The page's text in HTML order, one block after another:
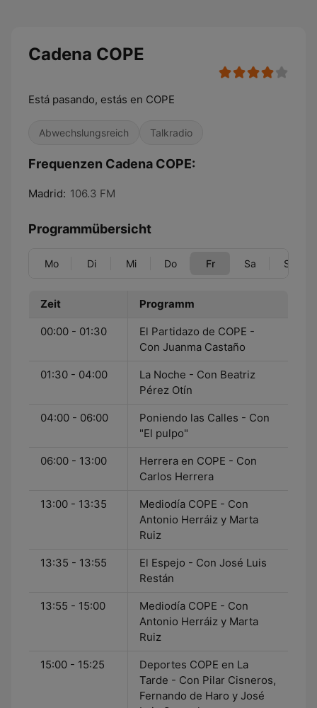
Cadena COPE
Está pasando, estás en COPE
Abwechslungsreich Talkradio
Frequenzen Cadena COPE:
Madrid: 106.3 FM
Programmübersicht
Mo Di Mi Do Fr Sa So
Zeit Programm
00:00 - 01:30
El Partidazo de COPE -
Con Juanma Castaño
01:30 - 04:00
La Noche - Con Beatriz
Pérez Otín
04:00 - 06:00
Poniendo las Calles - Con
"El pulpo"
06:00 - 13:00
Herrera en COPE - Con
Carlos Herrera
13:00 - 13:35
Mediodía COPE - Con
Antonio Herráiz y Marta
Ruiz
13:35 - 13:55
El Espejo - Con José Luis
Restán
13:55 - 15:00
Mediodía COPE - Con
Antonio Herráiz y Marta
Ruiz
15:00 - 15:25
Deportes COPE en La
Tarde - Con Pilar Cisneros,
Fernando de Haro y José